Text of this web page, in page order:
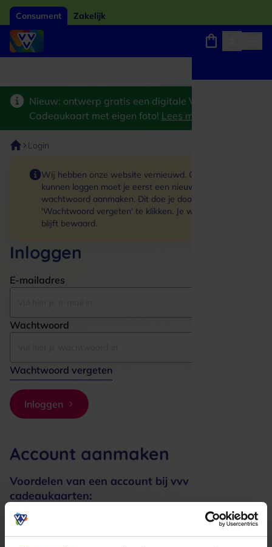
Consument Zakelijk
Nieuw: ontwerp gratis een digitale VVV
Cadeaukaart met eigen foto! Lees meer
Login
Wij hebben onze website vernieuwd. Om in te
kunnen loggen moet je eerst een nieuw
wachtwoord aanmaken. Dit doe je door op de link
'Wachtwoord vergeten' te klikken. Je winkelmand
blijft bewaard.
Inloggen
E-mailadres
Wachtwoord
Wachtwoord vergeten
Inloggen
Account aanmaken
Voordelen van een account bij vvv
cadeaukaarten:
Meerdere adressen registreren